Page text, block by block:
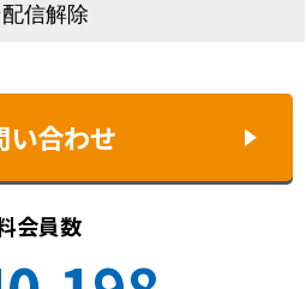
信解除
い合わせ
会員数